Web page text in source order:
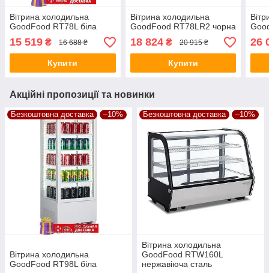
Вітрина холодильна
GoodFood RT78L біла
15 519 ₴ 16 688 ₴
Купити
Вітрина холодильна
GoodFood RT78LR2 чорна
18 824₴ 20 915 ₴
Купити
26
Акційні пропозиції та новинки
Безкоштовна доставка –10%
Вітрина холодильна
GoodFood RT98L біла
Безкоштовна доставка –10%
Вітрина холодильна
GoodFood RTW160L
нержавіюча сталь